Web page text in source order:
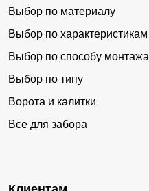
Выбор по материалу
Выбор по характеристикам
Выбор по способу монтажа
Выбор по типу
Ворота и калитки
Все для забора